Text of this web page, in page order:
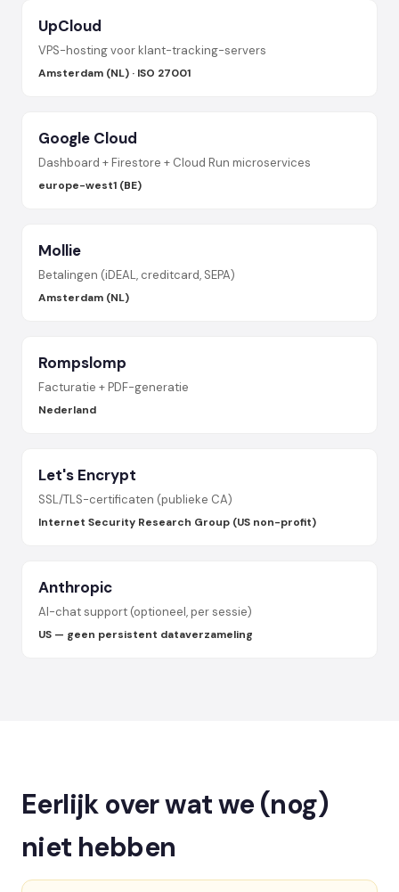
UpCloud
VPS-hosting voor klant-tracking-servers
Amsterdam (NL) · ISO 27001
Google Cloud
Dashboard + Firestore + Cloud Run microservices
europe-west1 (BE)
Mollie
Betalingen (iDEAL, creditcard, SEPA)
Amsterdam (NL)
Rompslomp
Facturatie + PDF-generatie
Nederland
Let's Encrypt
SSL/TLS-certificaten (publieke CA)
Internet Security Research Group (US non-profit)
Anthropic
AI-chat support (optioneel, per sessie)
US — geen persistent dataverzameling
Eerlijk over wat we (nog)
niet hebben